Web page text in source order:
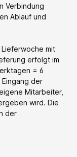
Verbindung
Ablauf und
mit
erfolgt im
= 6
der
Mitarbeiter,
wird. Die
der